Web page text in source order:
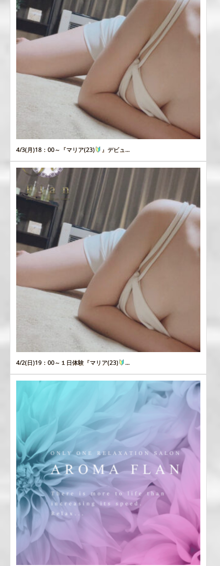
4/3(月)18：00～『マリア(23) 』デビュ...
4/2(日)19：00～１日体験『マリア(23) ...